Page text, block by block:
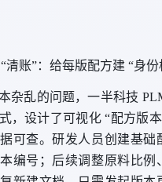
清账”：给每版配方建 “身份
杂乱的问题，一半科技
，设计了可视化 “配方版
可查。研发人员创建基础
编号；后续调整原料比例